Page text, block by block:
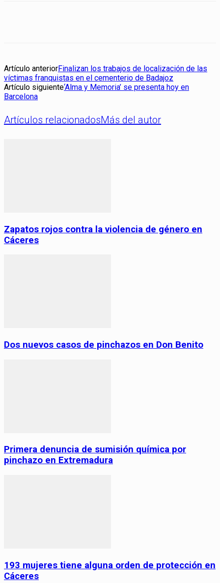
Artículo anteriorFinalizan los trabajos de localización de las
víctimas franquistas en el cementerio de Badajoz
Artículo siguiente‘Alma y Memoria’ se presenta hoy en
Barcelona
Artículos relacionadosMás del autor
Zapatos rojos contra la violencia de género en
Cáceres
Dos nuevos casos de pinchazos en Don Benito
Primera denuncia de sumisión química por
pinchazo en Extremadura
193 mujeres tiene alguna orden de protección en
Cáceres